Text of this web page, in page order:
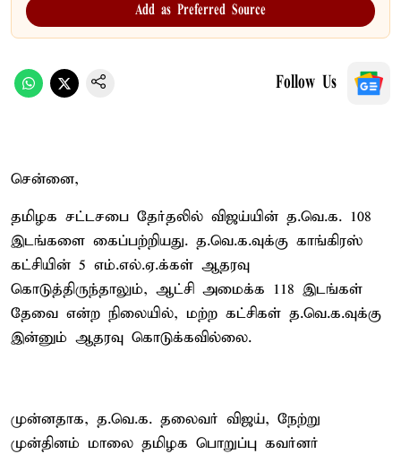
Add as Preferred Source
Follow Us
சென்னை,
தமிழக சட்டசபை தேர்தலில் விஜய்யின் த.வெ.க. 108
இடங்களை கைப்பற்றியது. த.வெ.க.வுக்கு காங்கிரஸ்
கட்சியின் 5 எம்.எல்.ஏ.க்கள் ஆதரவு
கொடுத்திருந்தாலும், ஆட்சி அமைக்க 118 இடங்கள்
தேவை என்ற நிலையில், மற்ற கட்சிகள் த.வெ.க.வுக்கு
இன்னும் ஆதரவு கொடுக்கவில்லை.
முன்னதாக, த.வெ.க. தலைவர் விஜய், நேற்று
முன்தினம் மாலை தமிழக பொறுப்பு கவர்னர்